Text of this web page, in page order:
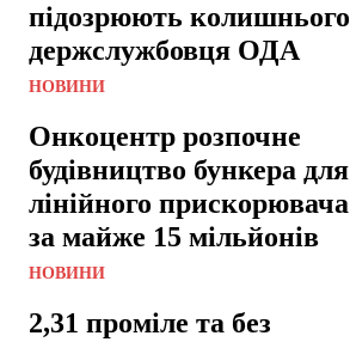
підозрюють колишнього
держслужбовця ОДА
НОВИНИ
Онкоцентр розпочне
будівництво бункера для
лінійного прискорювача
за майже 15 мільйонів
НОВИНИ
2,31 проміле та без